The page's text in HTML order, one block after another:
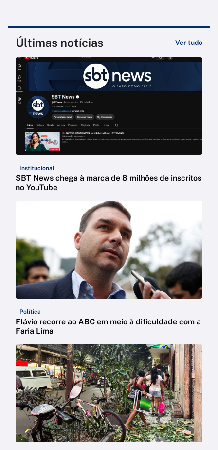
Últimas notícias Ver tudo
Institucional
SBT News chega à marca de 8 milhões de inscritos
no YouTube
Política
Flávio recorre ao ABC em meio à dificuldade com a
Faria Lima